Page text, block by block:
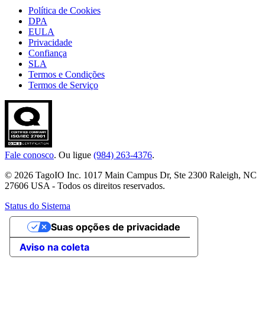
Política de Cookies
DPA
EULA
Privacidade
Confiança
SLA
Termos e Condições
Termos de Serviço
Fale conosco. Ou ligue (984) 263-4376.
© 2026 TagoIO Inc. 1017 Main Campus Dr, Ste 2300 Raleigh, NC
27606 USA - Todos os direitos reservados.
Status do Sistema
Aviso na coleta
Suas opções de privacidade